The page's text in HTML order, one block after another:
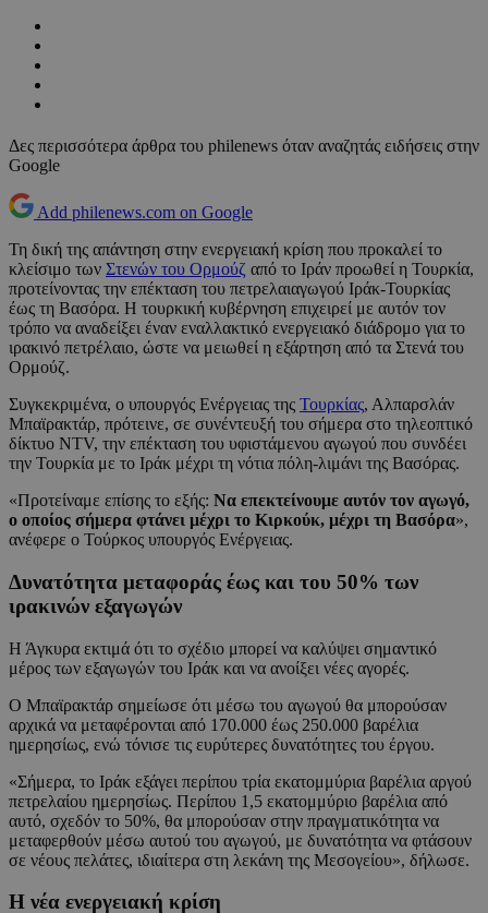
Δες περισσότερα άρθρα του philenews όταν αναζητάς ειδήσεις στην
Google
Add philenews.com on Google
Τη δική της απάντηση στην ενεργειακή κρίση που προκαλεί το
κλείσιμο των Στενών του Ορμούζ από το Ιράν προωθεί η Τουρκία,
προτείνοντας την επέκταση του πετρελαιαγωγού Ιράκ-Τουρκίας
έως τη Βασόρα. Η τουρκική κυβέρνηση επιχειρεί με αυτόν τον
τρόπο να αναδείξει έναν εναλλακτικό ενεργειακό διάδρομο για το
ιρακινό πετρέλαιο, ώστε να μειωθεί η εξάρτηση από τα Στενά του
Ορμούζ.
Συγκεκριμένα, ο υπουργός Ενέργειας της Τουρκίας, Αλπαρσλάν
Μπαϊρακτάρ, πρότεινε, σε συνέντευξή του σήμερα στο τηλεοπτικό
δίκτυο NTV, την επέκταση του υφιστάμενου αγωγού που συνδέει
την Τουρκία με το Ιράκ μέχρι τη νότια πόλη-λιμάνι της Βασόρας.
«Προτείναμε επίσης το εξής: Να επεκτείνουμε αυτόν τον αγωγό,
ο οποίος σήμερα φτάνει μέχρι το Κιρκούκ, μέχρι τη Βασόρα»,
ανέφερε ο Τούρκος υπουργός Ενέργειας.
Δυνατότητα μεταφοράς έως και του 50% των
ιρακινών εξαγωγών
Η Άγκυρα εκτιμά ότι το σχέδιο μπορεί να καλύψει σημαντικό
μέρος των εξαγωγών του Ιράκ και να ανοίξει νέες αγορές.
Ο Μπαϊρακτάρ σημείωσε ότι μέσω του αγωγού θα μπορούσαν
αρχικά να μεταφέρονται από 170.000 έως 250.000 βαρέλια
ημερησίως, ενώ τόνισε τις ευρύτερες δυνατότητες του έργου.
«Σήμερα, το Ιράκ εξάγει περίπου τρία εκατομμύρια βαρέλια αργού
πετρελαίου ημερησίως. Περίπου 1,5 εκατομμύριο βαρέλια από
αυτό, σχεδόν το 50%, θα μπορούσαν στην πραγματικότητα να
μεταφερθούν μέσω αυτού του αγωγού, με δυνατότητα να φτάσουν
σε νέους πελάτες, ιδιαίτερα στη λεκάνη της Μεσογείου», δήλωσε.
Η νέα ενεργειακή κρίση